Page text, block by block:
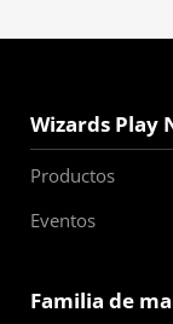
Wizards Play
Productos
Eventos
Familia de